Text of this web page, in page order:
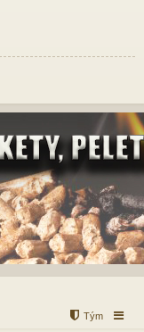
Tým